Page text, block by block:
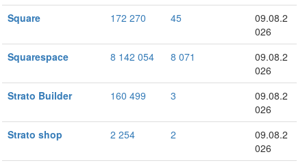
Square
172 270 45
09.08.2
026
Squarespace
8 142 054 8 071
09.08.2
026
Strato Builder
160 499 3
09.08.2
026
Strato shop
2 254 2
09.08.2
026